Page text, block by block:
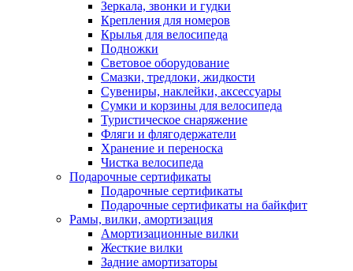
Зеркала, звонки и гудки
Крепления для номеров
Крылья для велосипеда
Подножки
Световое оборудование
Смазки, тредлоки, жидкости
Сувениры, наклейки, аксессуары
Сумки и корзины для велосипеда
Туристическое снаряжение
Фляги и флягодержатели
Хранение и переноска
Чистка велосипеда
Подарочные сертификаты
Подарочные сертификаты
Подарочные сертификаты на байкфит
Рамы, вилки, амортизация
Амортизационные вилки
Жесткие вилки
Задние амортизаторы